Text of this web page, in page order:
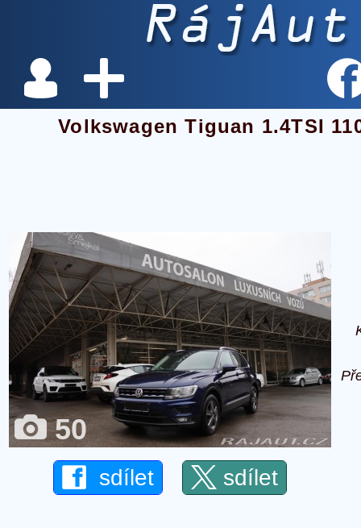
Volkswagen Tiguan 1.4TSI
50
sdílet sdílet